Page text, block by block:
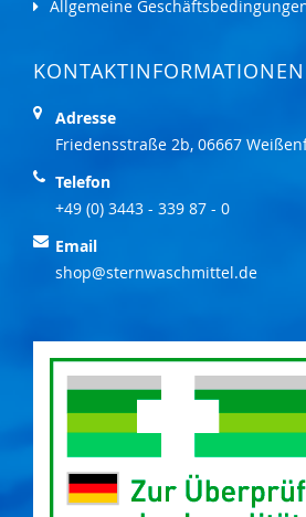
Allgemeine
KONTAKTINFORMATIONEN
Adresse
Friedensstraße 2b, 06667
Telefon
+49 (0) 3443 - 339 87 - 0
Email
shop@sternwaschmittel.de